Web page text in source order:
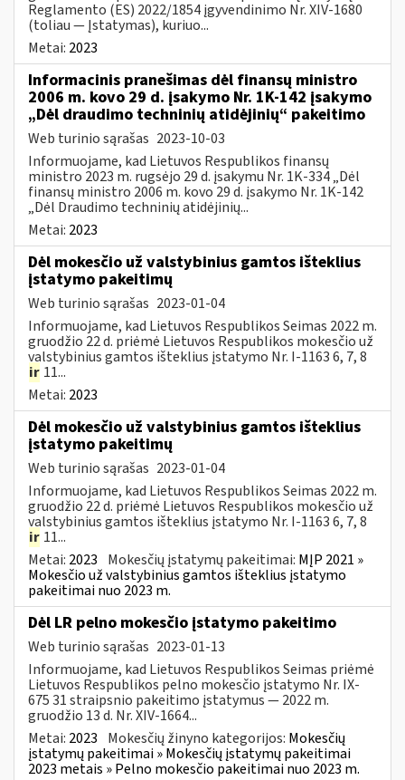
Reglamento (ES) 2022/1854 įgyvendinimo Nr. XIV-1680
(toliau — Įstatymas), kuriuo...
Metai: 2023
Informacinis pranešimas dėl finansų ministro
2006 m. kovo 29 d. įsakymo Nr. 1K-142 įsakymo
„Dėl draudimo techninių atidėjinių“ pakeitimo
Web turinio sąrašas 2023-10-03
Informuojame, kad Lietuvos Respublikos finansų
ministro 2023 m. rugsėjo 29 d. įsakymu Nr. 1K-334 „Dėl
finansų ministro 2006 m. kovo 29 d. įsakymo Nr. 1K-142
„Dėl Draudimo techninių atidėjinių...
Metai: 2023
Dėl mokesčio už valstybinius gamtos išteklius
įstatymo pakeitimų
Web turinio sąrašas 2023-01-04
Informuojame, kad Lietuvos Respublikos Seimas 2022 m.
gruodžio 22 d. priėmė Lietuvos Respublikos mokesčio už
valstybinius gamtos išteklius įstatymo Nr. I-1163 6, 7, 8
ir 11...
Metai: 2023
Dėl mokesčio už valstybinius gamtos išteklius
įstatymo pakeitimų
Web turinio sąrašas 2023-01-04
Informuojame, kad Lietuvos Respublikos Seimas 2022 m.
gruodžio 22 d. priėmė Lietuvos Respublikos mokesčio už
valstybinius gamtos išteklius įstatymo Nr. I-1163 6, 7, 8
ir 11...
Metai: 2023 Mokesčių įstatymų pakeitimai: MĮP 2021 »
Mokesčio už valstybinius gamtos išteklius įstatymo
pakeitimai nuo 2023 m.
Dėl LR pelno mokesčio įstatymo pakeitimo
Web turinio sąrašas 2023-01-13
Informuojame, kad Lietuvos Respublikos Seimas priėmė
Lietuvos Respublikos pelno mokesčio įstatymo Nr. IX-
675 31 straipsnio pakeitimo įstatymus — 2022 m.
gruodžio 13 d. Nr. XIV-1664...
Metai: 2023 Mokesčių žinyno kategorijos: Mokesčių
įstatymų pakeitimai » Mokesčių įstatymų pakeitimai
2023 metais » Pelno mokesčio pakeitimai nuo 2023 m.